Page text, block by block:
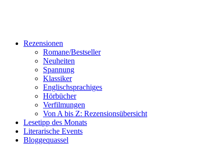
Rezensionen
Romane/Bestseller
Neuheiten
Spannung
Klassiker
Englischsprachiges
Hörbücher
Verfilmungen
Von A bis Z: Rezensionsübersicht
Lesetipp des Monats
Literarische Events
Bloggequassel